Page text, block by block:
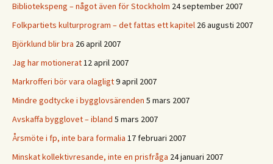
Bibliotekspeng – något även för Stockholm 24 september 2007
Folkpartiets kulturprogram – det fattas ett kapitel 26 augusti 2007
Björklund blir bra 26 april 2007
Jag har motionerat12 april 2007
Markrofferi bör vara olagligt9 april 2007
Mindre godtycke i bygglovsärenden 5 mars 2007
Avskaffa bygglovet – ibland 5 mars 2007
Årsmöte i fp, inte bara formalia 17 februari 2007
Minskat kollektivresande, inte en prisfråga 24 januari 2007